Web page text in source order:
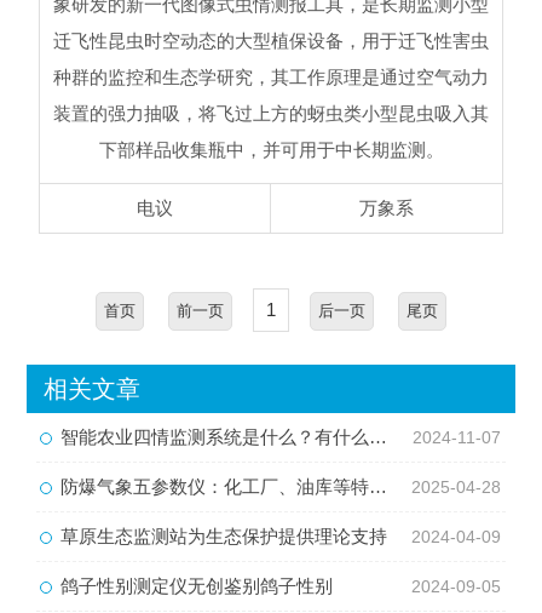
迁飞性昆虫时空动态的大型植保设备，用于迁飞性害虫
种群的监控和生态学研究，其工作原理是通过空气动力
装置的强力抽吸，将飞过上方的蚜虫类小型昆虫吸入其
下部样品收集瓶中，并可用于中长期监测。
电议 万象系
首页 前一页 1 后一页 尾页
相关文章
智能农业四情监测系统是什么？有什么作用？ 2024-11-07
防爆气象五参数仪：化工厂、油库等特殊场所安全需要它 2025-04-28
草原生态监测站为生态保护提供理论支持 2024-04-09
鸽子性别测定仪无创鉴别鸽子性别 2024-09-05